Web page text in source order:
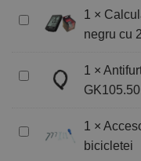
24-
Calculator
pentru
negru
functii
1 ×
negru cu
Antifurt
bicicleta
8
1 ×
Accesorii
1 ×
bicicletei